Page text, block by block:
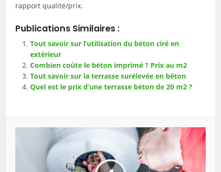
rapport qualité/prix.
Publications Similaires :
Tout savoir sur l’utilisation du béton ciré en
extérieur
Combien coûte le béton imprimé ? Prix au m2
Tout savoir sur la terrasse surélevée en béton
Quel est le prix d’une terrasse béton de 20 m2 ?